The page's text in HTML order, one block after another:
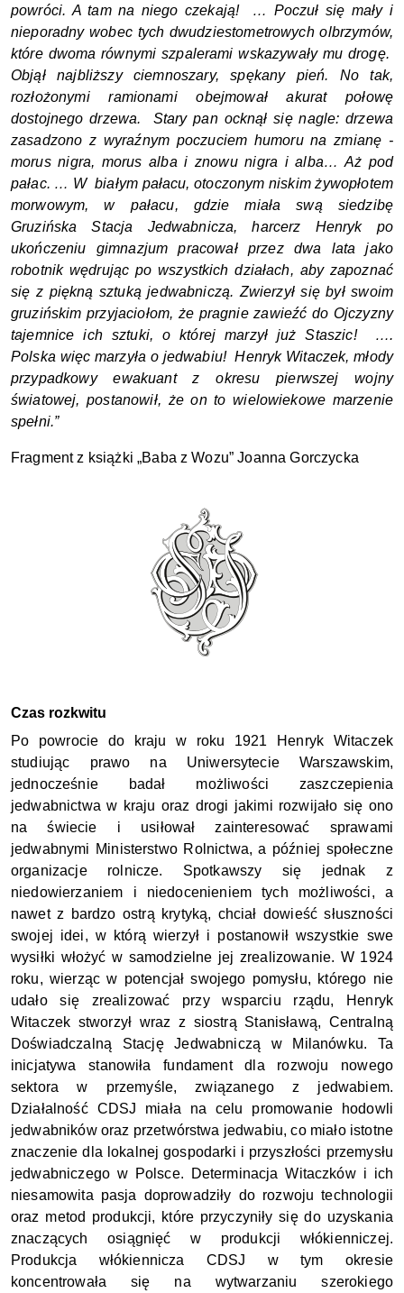
powróci. A tam na niego czekają!  … Poczuł się mały i
nieporadny wobec tych dwudziestometrowych olbrzymów,
które dwoma równymi szpalerami wskazywały mu drogę.
Objął najbliższy ciemnoszary, spękany pień. No tak,
rozłożonymi ramionami obejmował akurat połowę
dostojnego drzewa.  Stary pan ocknął się nagle: drzewa
zasadzono z wyraźnym poczuciem humoru na zmianę -
morus nigra, morus alba i znowu nigra i alba… Aż pod
pałac. … W  białym pałacu, otoczonym niskim żywopłotem
morwowym, w pałacu, gdzie miała swą siedzibę
Gruzińska Stacja Jedwabnicza, harcerz Henryk po
ukończeniu gimnazjum pracował przez dwa lata jako
robotnik wędrując po wszystkich działach, aby zapoznać
się z piękną sztuką jedwabniczą. Zwierzył się był swoim
gruzińskim przyjaciołom, że pragnie zawieźć do Ojczyzny
tajemnice ich sztuki, o której marzył już Staszic!  ….
Polska więc marzyła o jedwabiu!  Henryk Witaczek, młody
przypadkowy ewakuant z okresu pierwszej wojny
światowej, postanowił, że on to wielowiekowe marzenie
spełni.”
Fragment z książki „Baba z Wozu” Joanna Gorczycka
Czas rozkwitu
Po powrocie do kraju w roku 1921 Henryk Witaczek
studiując prawo na Uniwersytecie Warszawskim,
jednocześnie badał możliwości zaszczepienia
jedwabnictwa w kraju oraz drogi jakimi rozwijało się ono
na świecie i usiłował zainteresować sprawami
jedwabnymi Ministerstwo Rolnictwa, a później społeczne
organizacje rolnicze. Spotkawszy się jednak z
niedowierzaniem i niedocenieniem tych możliwości, a
nawet z bardzo ostrą krytyką, chciał dowieść słuszności
swojej idei, w którą wierzył i postanowił wszystkie swe
wysiłki włożyć w samodzielne jej zrealizowanie. W 1924
roku, wierząc w potencjał swojego pomysłu, którego nie
udało się zrealizować przy wsparciu rządu, Henryk
Witaczek stworzył wraz z siostrą Stanisławą, Centralną
Doświadczalną Stację Jedwabniczą w Milanówku. Ta
inicjatywa stanowiła fundament dla rozwoju nowego
sektora w przemyśle, związanego z jedwabiem.
Działalność CDSJ miała na celu promowanie hodowli
jedwabników oraz przetwórstwa jedwabiu, co miało istotne
znaczenie dla lokalnej gospodarki i przyszłości przemysłu
jedwabniczego w Polsce. Determinacja Witaczków i ich
niesamowita pasja doprowadziły do rozwoju technologii
oraz metod produkcji, które przyczyniły się do uzyskania
znaczących osiągnięć w produkcji włókienniczej.
Produkcja włókiennicza CDSJ w tym okresie
koncentrowała się na wytwarzaniu szerokiego